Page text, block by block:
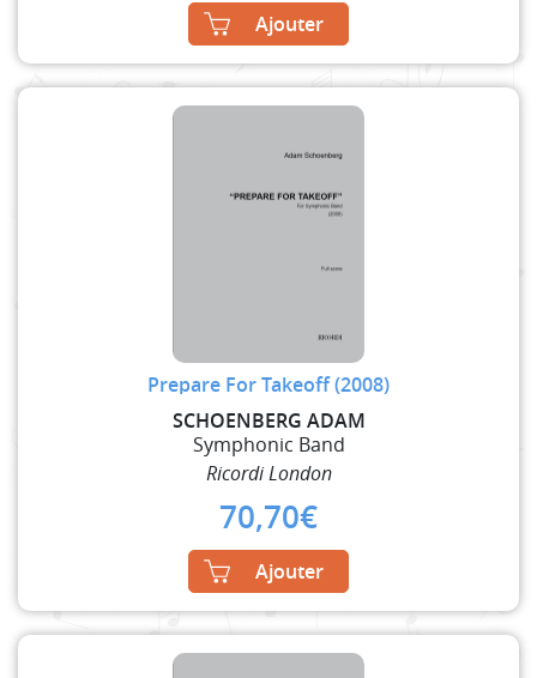
Ajouter
Prepare For Takeoff (2008)
SCHOENBERG ADAM
Symphonic Band
Ricordi London
70,70€
Ajouter